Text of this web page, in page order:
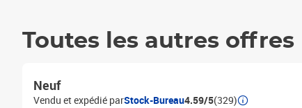
Toutes les autres offres
Neuf
Vendu et expédié parStock-Bureau4.59/5(329)